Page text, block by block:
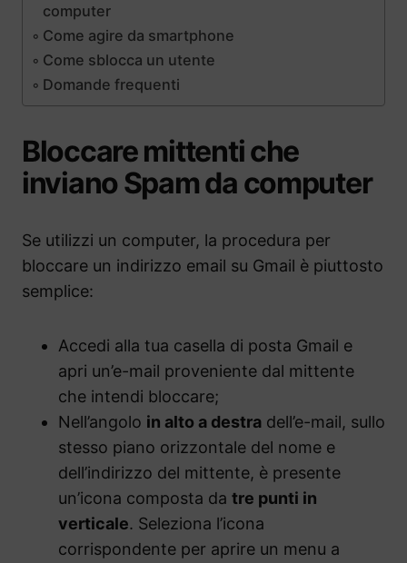
computer
Come agire da smartphone
Come sblocca un utente
Domande frequenti
Bloccare mittenti che
inviano Spam da computer
Se utilizzi un computer, la procedura per
bloccare un indirizzo email su Gmail è piuttosto
semplice:
Accedi alla tua casella di posta Gmail e
apri un’e-mail proveniente dal mittente
che intendi bloccare;
Nell’angolo in alto a destra dell’e-mail, sullo
stesso piano orizzontale del nome e
dell’indirizzo del mittente, è presente
un’icona composta da tre punti in
verticale. Seleziona l’icona
corrispondente per aprire un menu a